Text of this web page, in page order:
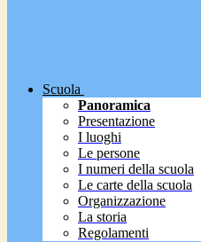
Scuola
Panoramica
Presentazione
I luoghi
Le persone
I numeri della scuola
Le carte della scuola
Organizzazione
La storia
Regolamenti